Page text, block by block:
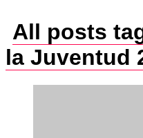
All posts
la Juventud